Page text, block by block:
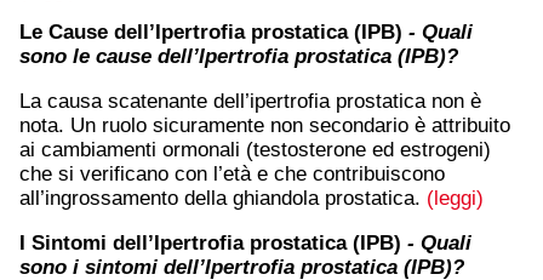
Le Cause dell’Ipertrofia prostatica (IPB) - Quali
sono le cause dell’Ipertrofia prostatica (IPB)?
La causa scatenante dell’ipertrofia prostatica non è
nota. Un ruolo sicuramente non secondario è attribuito
ai cambiamenti ormonali (testosterone ed estrogeni)
che si verificano con l’età e che contribuiscono
all’ingrossamento della ghiandola prostatica. (leggi)
I Sintomi dell’Ipertrofia prostatica (IPB) - Quali
sono i sintomi dell’Ipertrofia prostatica (IPB)?